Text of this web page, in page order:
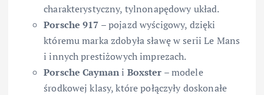
charakterystyczny, tylnonapędowy układ.
Porsche 917 – pojazd wyścigowy, dzięki
któremu marka zdobyła sławę w serii Le Mans
i innych prestiżowych imprezach.
Porsche Caymani Boxster – modele
środkowej klasy, które połączyły doskonałe